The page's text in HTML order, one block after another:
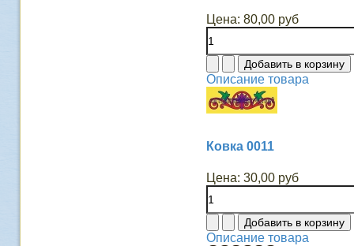
Цена: 80,00 руб
Описание товара
Ковка 0011
Цена: 30,00 руб
Описание товара